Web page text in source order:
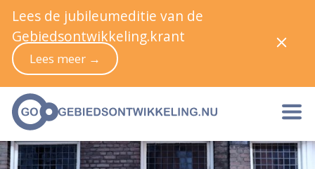
Lees de jubileumeditie van de
Gebiedsontwikkeling.krant
Lees meer →